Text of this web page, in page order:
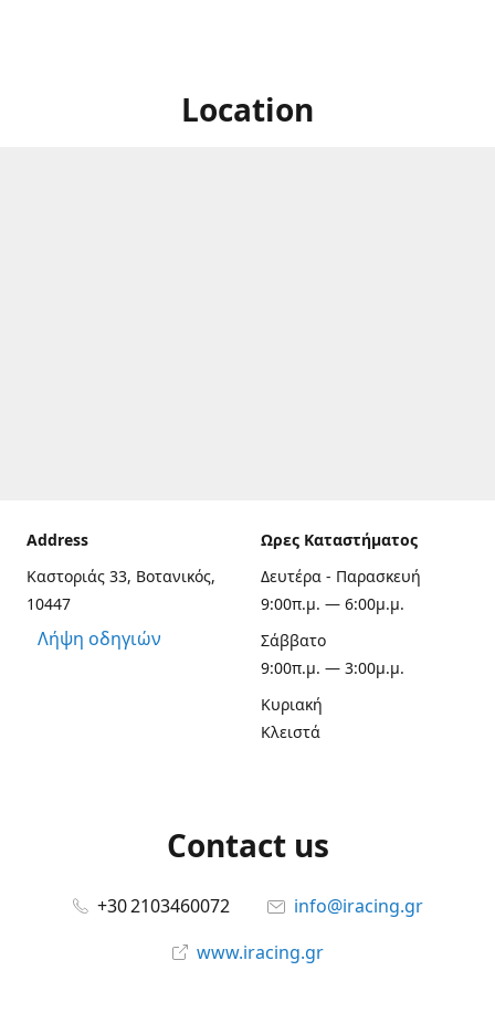
Location
Address
Καστοριάς 33, Βοτανικός,
10447
Λήψη οδηγιών
Ωρες Καταστήματος
Δευτέρα - Παρασκευή
9:00π.μ. — 6:00μ.μ.
Σάββατο
9:00π.μ. — 3:00μ.μ.
Κυριακή
Κλειστά
Contact us
+30 2103460072
info@iracing.gr
www.iracing.gr